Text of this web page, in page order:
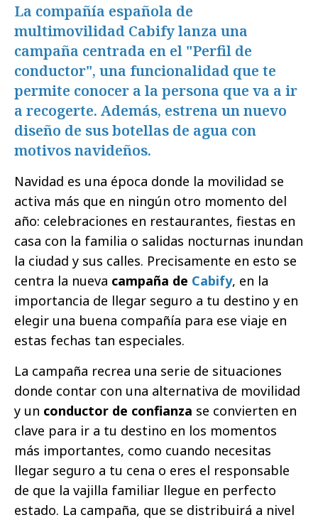
La compañía española de
multimovilidad Cabify lanza una
campaña centrada en el "Perfil de
conductor", una funcionalidad que te
permite conocer a la persona que va a ir
a recogerte. Además, estrena un nuevo
diseño de sus botellas de agua con
motivos navideños.
Navidad es una época donde la movilidad se
activa más que en ningún otro momento del
año: celebraciones en restaurantes, fiestas en
casa con la familia o salidas nocturnas inundan
la ciudad y sus calles. Precisamente en esto se
centra la nueva campaña de Cabify, en la
importancia de llegar seguro a tu destino y en
elegir una buena compañía para ese viaje en
estas fechas tan especiales.
La campaña recrea una serie de situaciones
donde contar con una alternativa de movilidad
y un conductor de confianza se convierten en
clave para ir a tu destino en los momentos
más importantes, como cuando necesitas
llegar seguro a tu cena o eres el responsable
de que la vajilla familiar llegue en perfecto
estado. La campaña, que se distribuirá a nivel